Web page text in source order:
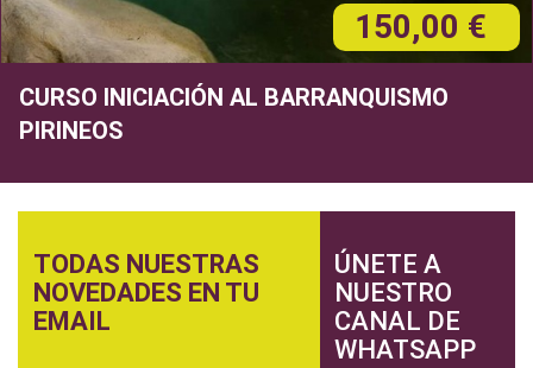
150,00 €
CURSO INICIACIÓN AL BARRANQUISMO
PIRINEOS
TODAS NUESTRAS
NOVEDADES EN TU
EMAIL
ÚNETE A
NUESTRO
CANAL DE
WHATSAPP